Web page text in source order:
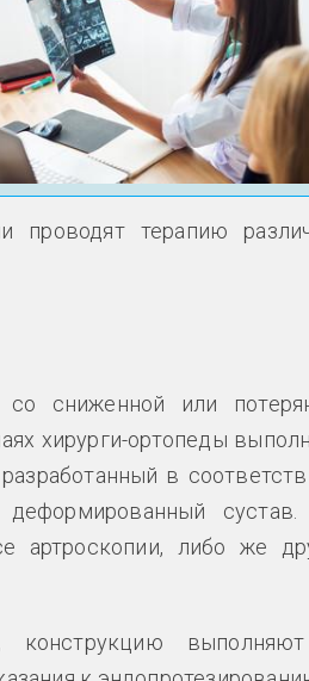
проводят терапию
со сниженной или
хирурги-ортопеды
в
деформированный
артроскопии, либо же
конструкцию